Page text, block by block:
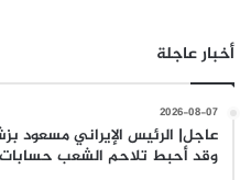
أخبار عاجلة
2026-08-07
عاجل| الرئيس الإيراني مسعود
وقد أحبط تلاحم الشعب حسابات